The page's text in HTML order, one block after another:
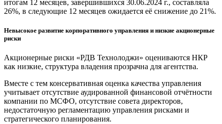
итогам 12 месяцев, завершившихся 30.06.2024 г., составляла
26%, в следующие 12 месяцев ожидается её снижение до 21%.
Невысокое развитие корпоративного управления и низкие акционерные
риски
Акционерные риски «РДВ Технолоджи» оцениваются НКР
как низкие, структура владения прозрачна для агентства.
Вместе с тем консервативная оценка качества управления
учитывает отсутствие аудированной финансовой отчётности
компании по МСФО, отсутствие совета директоров,
недостаточную регламентацию управления рисками и
стратегического планирования.